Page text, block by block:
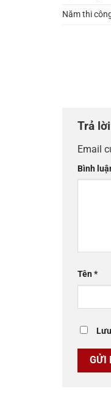
Năm thi
Trả lời
Email
Bình
Tên*